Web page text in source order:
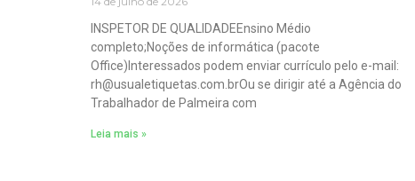
INSPETOR DE QUALIDADEEnsino Médio
completo;Noções de informática (pacote
Office)Interessados podem enviar currículo pelo e-mail:
rh@usualetiquetas.com.brOu se dirigir até a Agência do
Trabalhador de Palmeira com
Leia mais »